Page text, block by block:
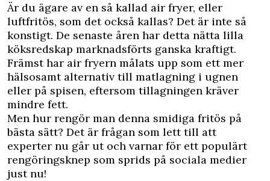
Är du ägare av en så kallad air fryer, eller
luftfritös, som det också kallas? Det är inte så
konstigt. De senaste åren har detta nätta lilla
köksredskap marknadsförts ganska kraftigt.
Främst har air fryern målats upp som ett mer
hälsosamt alternativ till matlagning i ugnen
eller på spisen, eftersom tillagningen kräver
mindre fett.
Men hur rengör man denna smidiga fritös på
bästa sätt? Det är frågan som lett till att
experter nu går ut och varnar för ett populärt
rengöringsknep som sprids på sociala medier
just nu!